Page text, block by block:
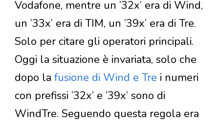
Vodafone, mentre un ’32x’ era di Wind,
un ’33x’ era di TIM, un ’39x’ era di Tre.
Solo per citare gli operatori principali.
Oggi la situazione è invariata, solo che
dopo la fusione di Wind e Tre i numeri
con prefissi ’32x’ e ’39x’ sono di
WindTre. Seguendo questa regola era